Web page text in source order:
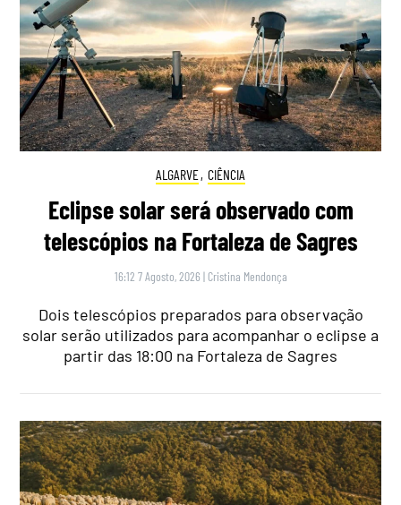
ALGARVE, CIÊNCIA
Eclipse solar será observado com
telescópios na Fortaleza de Sagres
16:12 7 Agosto, 2026 | Cristina Mendonça
Dois telescópios preparados para observação
solar serão utilizados para acompanhar o eclipse a
partir das 18:00 na Fortaleza de Sagres